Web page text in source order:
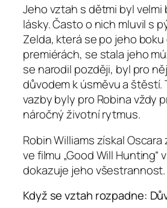
Jeho vztah s dětmi byl velmi
lásky. Často o nich mluvil s
Zelda, která se po jeho boku
premiérách, se stala jeho
se narodil později, byl pro
důvodem k úsměvu a štěstí.
vazby byly pro Robina vždy
náročný životní rytmus.
Robin Williams získal Oscara
ve filmu „Good Will Hunting“
dokazuje jeho všestrannost.
Když se vztah rozpadne: